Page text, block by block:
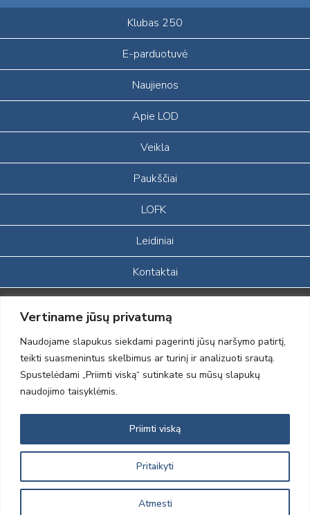
Vertiname jūsų privatumą
Naudojame slapukus siekdami pagerinti jūsų naršymo patirtį,
teikti suasmenintus skelbimus ar turinį ir analizuoti srautą.
Spustelėdami „Priimti viską“ sutinkate su mūsų slapukų
naudojimo taisyklėmis.
Pritaikyti
Atmesti
Priimti viską
Klubas 250
E-parduotuvė
Naujienos
Apie LOD
Veikla
Paukščiai
LOFK
Leidiniai
Kontaktai
Portalas sukurtas įgyvendinant Lietuvos Respublikos, Europos
ekonominės erdvės ir Norvegijos finansinių mechanizmų iš dalies
finansuojamą paprojektį
„LOD visuomeninės /gamtosauginės veiklos sustiprinimas ir įvaizdžio
formavimas įtraukiant visuomenę į aplinkosauginių tyrimų veiklą“
(paprojekčio
įgyvendinimo sutarties numeris 2004-LT0008-NVO-1EEE/NOR-02-
2012 © Lietuvos Ornitologų Draugija © 2014, Visos teisės saugomos
Electronic Solutions for Business